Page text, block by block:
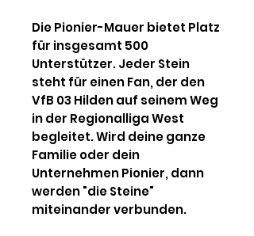
Die Pionier-Mauer bietet Platz
für insgesamt 500
Unterstützer. Jeder Stein
steht für einen Fan, der den
VfB 03 Hilden auf seinem Weg
in der Regionalliga West
begleitet. Wird deine ganze
Familie oder dein
Unternehmen Pionier, dann
werden "die Steine"
miteinander verbunden.